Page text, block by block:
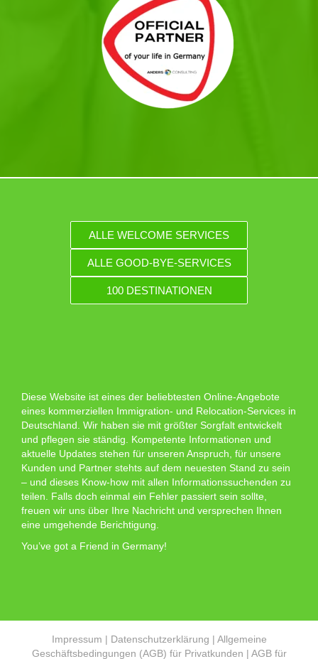
ALLE WELCOME SERVICES
ALLE GOOD-BYE-SERVICES
100 DESTINATIONEN
Diese Website ist eines der beliebtesten Online-Angebote
eines kommerziellen Immigration- und Relocation-Services in
Deutschland. Wir haben sie mit größter Sorgfalt entwickelt
und pflegen sie ständig. Kompetente Informationen und
aktuelle Updates stehen für unseren Anspruch, für unsere
Kunden und Partner stehts auf dem neuesten Stand zu sein
– und dieses Know-how mit allen Informationssuchenden zu
teilen. Falls doch einmal ein Fehler passiert sein sollte,
freuen wir uns über Ihre Nachricht und versprechen Ihnen
eine umgehende Berichtigung.
You’ve got a Friend in Germany!
Impressum | Datenschutzerklärung | Allgemeine
Geschäftsbedingungen (AGB) für Privatkunden | AGB für